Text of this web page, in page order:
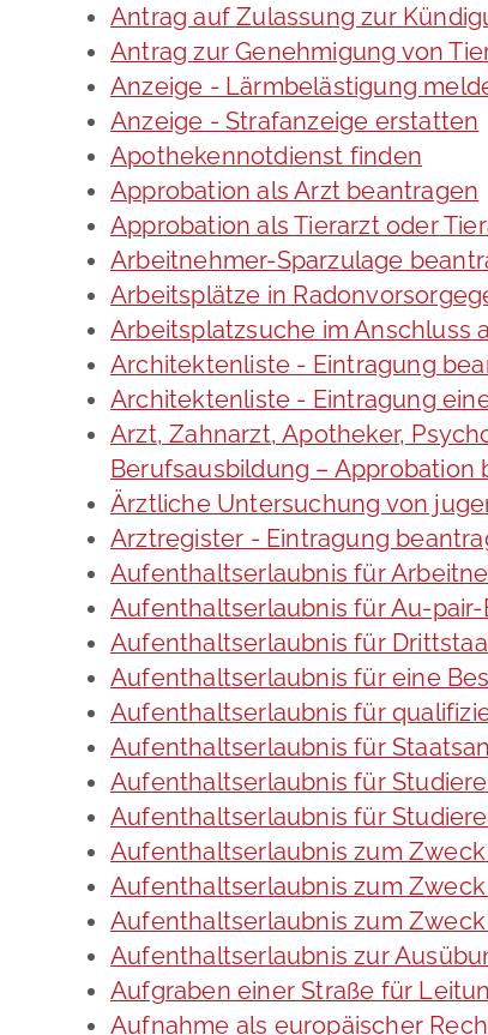
Antrag auf Zulassung zur
Antrag zur Genehmigung von
Anzeige - Lärmbelästigung
Anzeige - Strafanzeige erstatten
Apothekennotdienst finden
Approbation als Arzt beantragen
Approbation als Tierarzt oder
Arbeitnehmer-Sparzulage
Arbeitsplätze in
Arbeitsplatzsuche im Anschluss
Architektenliste - Eintragung
Architektenliste - Eintragung
Arzt, Zahnarzt, Apotheker,
Berufsausbildung – Approbation
Ärztliche Untersuchung von
Arztregister - Eintragung
Aufenthaltserlaubnis für
Aufenthaltserlaubnis für Au-
Aufenthaltserlaubnis für
Aufenthaltserlaubnis für eine
Aufenthaltserlaubnis für
Aufenthaltserlaubnis für
Aufenthaltserlaubnis für
Aufenthaltserlaubnis für
Aufenthaltserlaubnis zum
Aufenthaltserlaubnis zum
Aufenthaltserlaubnis zum
Aufenthaltserlaubnis zur
Aufgraben einer Straße für
Aufnahme als europäischer